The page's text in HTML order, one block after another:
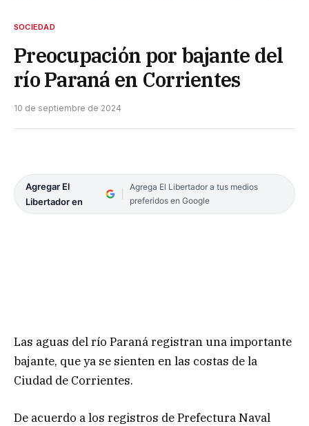
SOCIEDAD
Preocupación por bajante del
río Paraná en Corrientes
10 de septiembre de 2024
Agregar El
Libertador en
Agrega El Libertador a tus medios
preferidos en Google
Las aguas del río Paraná registran una importante
bajante, que ya se sienten en las costas de la
Ciudad de Corrientes.
De acuerdo a los registros de Prefectura Naval